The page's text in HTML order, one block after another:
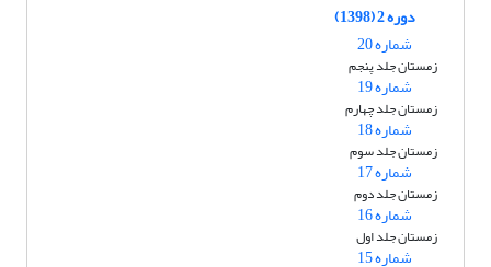
دوره 2 (1398)
شماره 20
زمستان جلد پنجم
شماره 19
زمستان جلد چهارم
شماره 18
زمستان جلد سوم
شماره 17
زمستان جلد دوم
شماره 16
زمستان جلد اول
شماره 15